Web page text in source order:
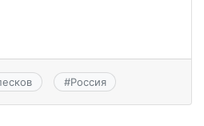
#Россия